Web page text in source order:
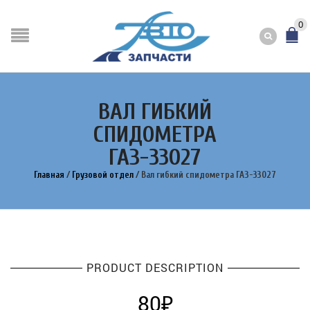
0
ВАЛ ГИБКИЙ
СПИДОМЕТРА
ГАЗ-33027
Главная / Грузовой отдел / Вал гибкий спидометра ГАЗ-33027
PRODUCT DESCRIPTION
80₽